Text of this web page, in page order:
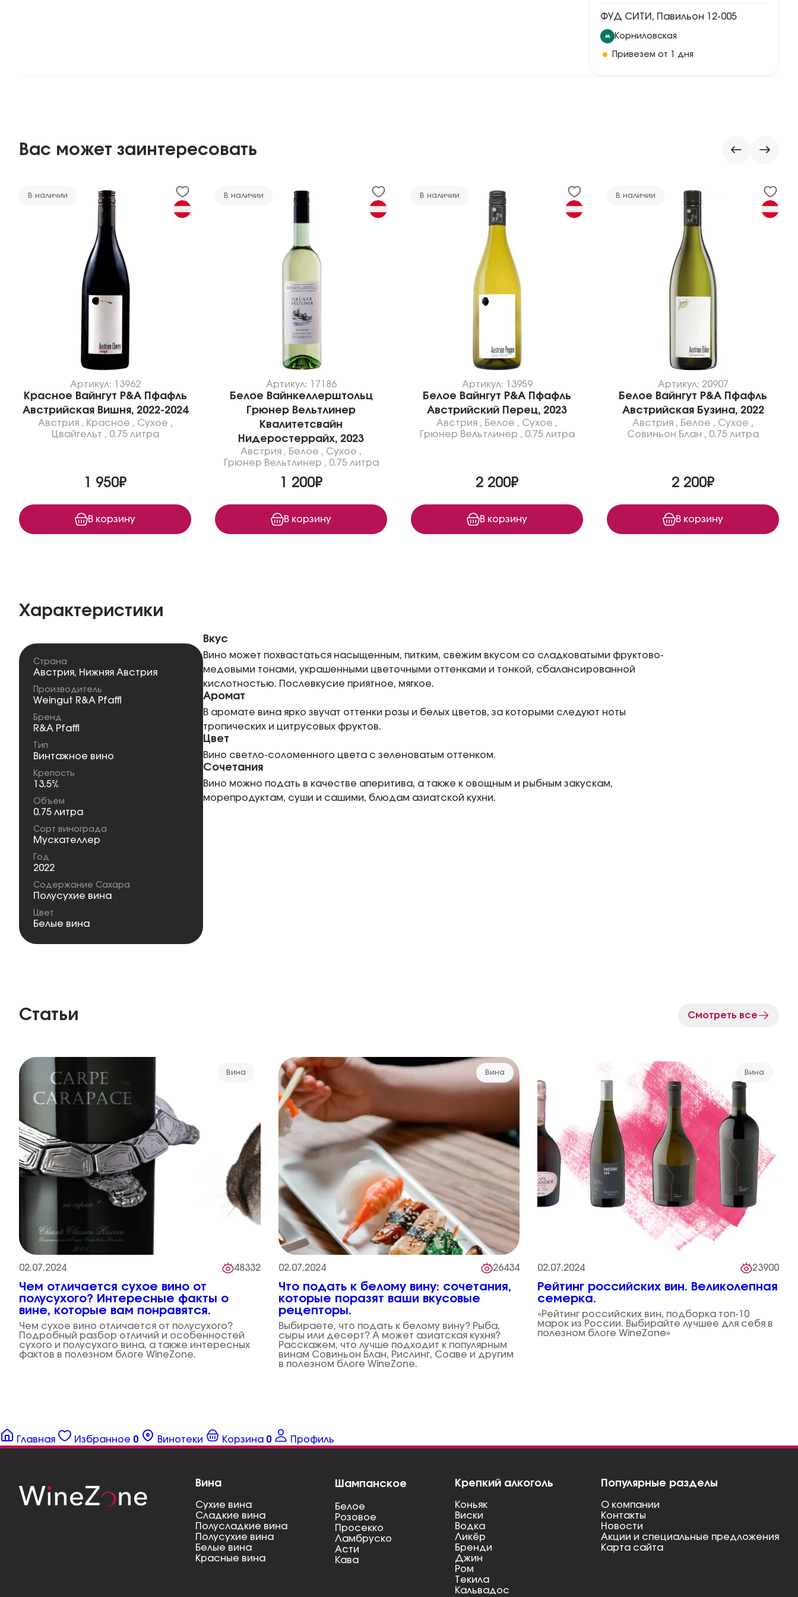
ФУД СИТИ, Павильон 12-005
Корниловская
Привезем от 1 дня
Вас может заинтересовать
В наличии
Артикул: 13962
Красное Вайнгут Р&A Пфафль
Австрийская Вишня, 2022-2024
Австрия, Красное , Сухое ,
Цвайгельт , 0.75 литра
1 950₽
В корзину
В наличии
Артикул: 17186
Белое Вайнкеллерштольц
Грюнер Вельтлинер
Квалитетсвайн
Нидеростеррайх, 2023
Австрия , Белое , Сухое ,
Грюнер Вельтлинер , 0.75 литра
1 200₽
В корзину
В наличии
Артикул: 13959
Белое Вайнгут P&A Пфафль
Австрийский Перец, 2023
Австрия , Белое , Сухое ,
Грюнер Вельтлинер , 0.75 литра
2 200₽
В корзину
В наличии
Артикул: 20907
Белое Вайнгут P&A Пфафль
Австрийская Бузина, 2022
Австрия , Белое , Сухое ,
Совиньон Блан , 0.75 литра
2 200₽
В корзину
Характеристики
Страна
Австрия, Нижняя Австрия
Производитель
Weingut R&A Pfaffl
Бренд
R&A Pfaffl
Тип
Винтажное вино
Крепость
13.5%
Объем
0.75 литра
Сорт винограда
Мускателлер
Год
2022
Содержание Сахара
Полусухие вина
Цвет
Белые вина
Вкус
Вино может похвастаться насыщенным, питким, свежим вкусом со сладковатыми фруктово-
медовыми тонами, украшенными цветочными оттенками и тонкой, сбалансированной
кислотностью. Послевкусие приятное, мягкое.
Аромат
В аромате вина ярко звучат оттенки розы и белых цветов, за которыми следуют ноты
тропических и цитрусовых фруктов.
Цвет
Вино светло-соломенного цвета с зеленоватым оттенком.
Сочетания
Вино можно подать в качестве аперитива, а также к овощным и рыбным закускам,
морепродуктам, суши и сашими, блюдам азиатской кухни.
Статьи Смотреть все
Вина
02.07.2024 48332
Чем отличается сухое вино от
полусухого? Интересные факты о
вине, которые вам понравятся.
Чем сухое вино отличается от полусухого?
Подробный разбор отличий и особенностей
сухого и полусухого вина, а также интересных
фактов в полезном блоге WineZone.
Вина
02.07.2024 26434
Что подать к белому вину: сочетания,
которые поразят ваши вкусовые
рецепторы.
Выбираете, что подать к белому вину? Рыба,
сыры или десерт? А может азиатская кухня?
Расскажем, что лучше подходит к популярным
винам Совиньон Блан, Рислинг, Соаве и другим
в полезном блоге WineZone.
Вина
02.07.2024 23900
Рейтинг российских вин. Великолепная
семерка.
«Рейтинг российских вин, подборка топ-10
марок из России. Выбирайте лучшее для себя в
полезном блоге WineZone»
Главная Избранное 0 Винотеки Корзина 0 Профиль
Вина
Сухие вина
Сладкие вина
Полусладкие вина
Полусухие вина
Белые вина
Красные вина
Шампанское
Белое
Розовое
Просекко
Ламбруско
Асти
Кава
Крепкий алкоголь
Коньяк
Виски
Водка
Ликёр
Бренди
Джин
Ром
Текила
Кальвадос
Популярные разделы
О компании
Контакты
Новости
Акции и специальные предложения
Карта сайта